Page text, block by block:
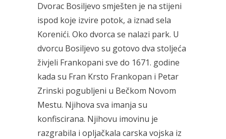
Dvorac Bosiljevo smješten je na stijeni
ispod koje izvire potok, a iznad sela
Korenići. Oko dvorca se nalazi park. U
dvorcu Bosiljevo su gotovo dva stoljeća
živjeli Frankopani sve do 1671. godine
kada su Fran Krsto Frankopan i Petar
Zrinski pogubljeni u Bečkom Novom
Mestu. Njihova sva imanja su
konfiscirana. Njihovu imovinu je
razgrabila i opljačkala carska vojska iz